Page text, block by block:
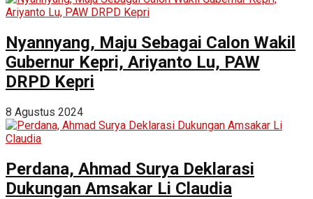
Nyannyang, Maju Sebagai Calon Wakil
Gubernur Kepri, Ariyanto Lu, PAW
DRPD Kepri
8 Agustus 2024
Perdana, Ahmad Surya Deklarasi
Dukungan Amsakar Li Claudia